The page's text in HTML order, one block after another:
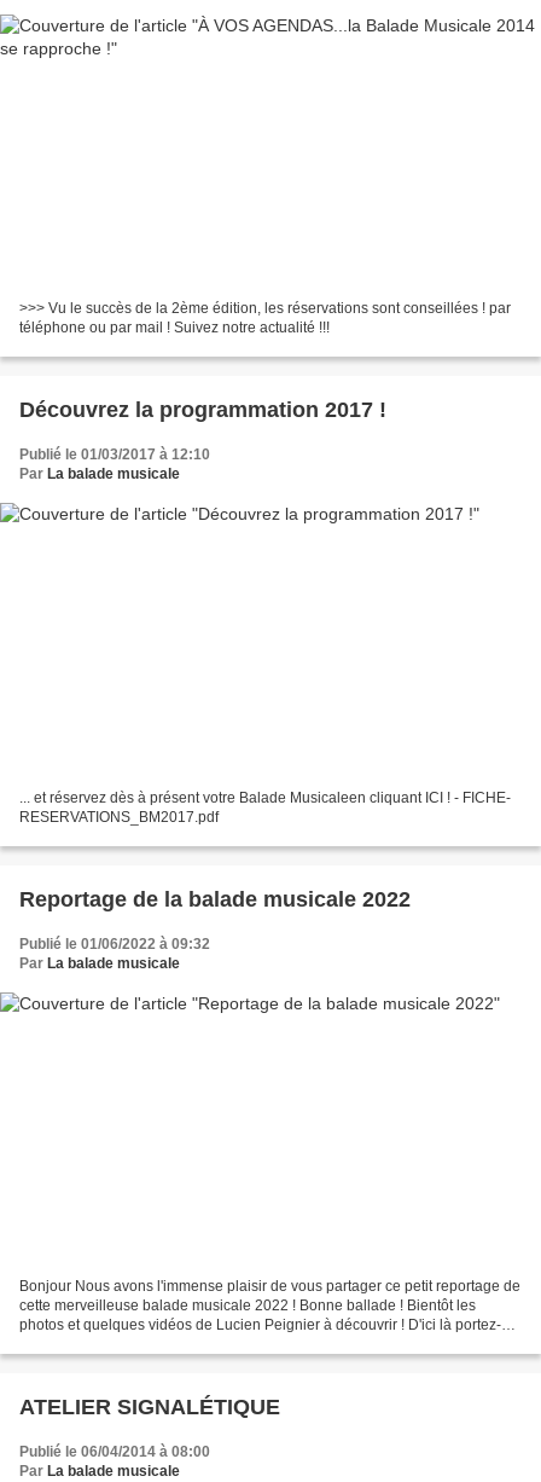
>>> Vu le succès de la 2ème édition, les réservations sont conseillées ! par
téléphone ou par mail ! Suivez notre actualité !!!
Découvrez la programmation 2017 !
Publié le 01/03/2017 à 12:10
Par La balade musicale
... et réservez dès à présent votre Balade Musicaleen cliquant ICI ! - FICHE-
RESERVATIONS_BM2017.pdf
Reportage de la balade musicale 2022
Publié le 01/06/2022 à 09:32
Par La balade musicale
Bonjour Nous avons l'immense plaisir de vous partager ce petit reportage de
cette merveilleuse balade musicale 2022 ! Bonne ballade ! Bientôt les
photos et quelques vidéos de Lucien Peignier à découvrir ! D'ici là portez-
ATELIER SIGNALÉTIQUE
Publié le 06/04/2014 à 08:00
Par La balade musicale